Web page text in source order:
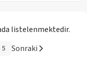
listelenmektedir.
5 Sonraki